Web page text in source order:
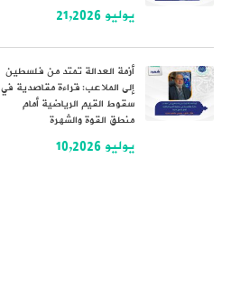
يوليو 21,2026
أزمة العدالة تمتد من فلسطين
إلى الملاعب: قراءة مقاصدية في
سقوط القيم الرياضية أمام
منطق القوة والشهرة
يوليو 10,2026